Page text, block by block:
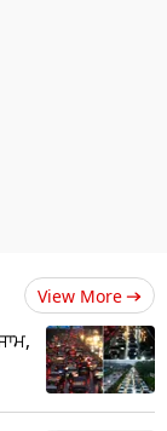
View More